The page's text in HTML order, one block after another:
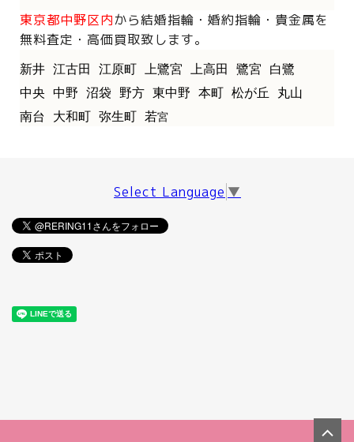
東京都中野区内から結婚指輪・婚約指輪・貴金属を
無料査定・高価買取致します。
新井 江古田 江原町 上鷺宮 上高田 鷺宮
白鷺
中央
中野 沼袋 野方 東中野 本町 松が丘
丸山
南台
大和町 弥生町 若宮
Select Language ▼